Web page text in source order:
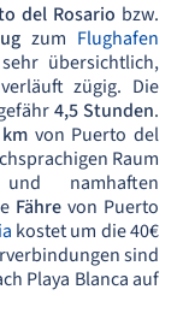
del Rosario bzw.
zum Flughafen
übersichtlich,
verläuft zügig. Die
4,5 Stunden.
von Puerto del
Raum
namhaften
Fährevon Puerto
kostet um die 40€
sind
Playa Blanca auf